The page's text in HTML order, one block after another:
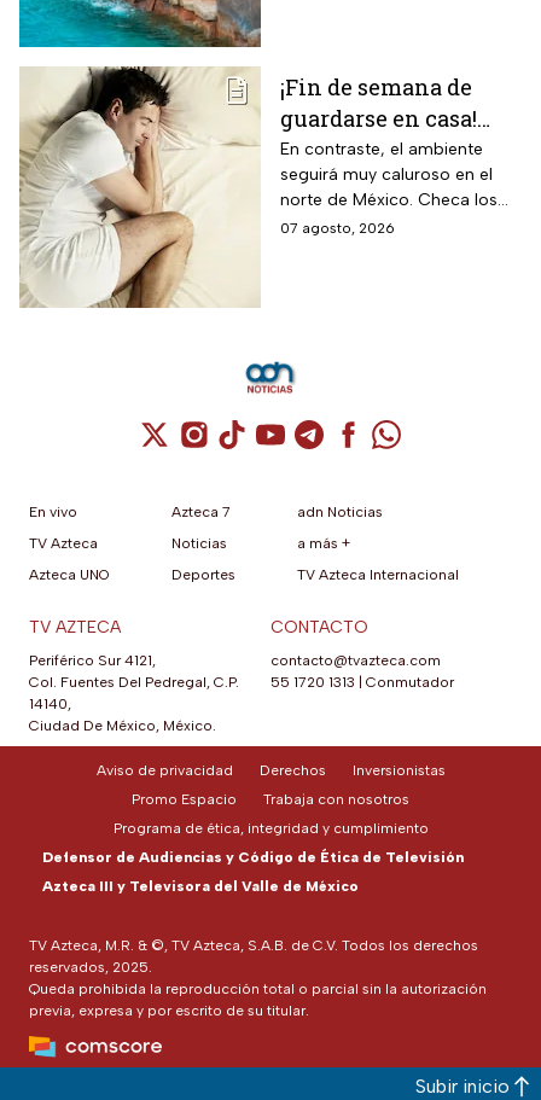
¡Fin de semana de
guardarse en casa!
Monzón mexicano
dejará lluvias
intensas en estos
estados; así estará el
En contraste, el ambiente
seguirá muy caluroso en el
norte de México. Checa los
detalles y toma precauciones.
07 agosto, 2026
Cuenta de X / Twitter (se abre en una
Cuenta de Instagram (se abre en una
Cuenta de TikTok (se abre en
Cuenta de YouTube (se abre
Cuenta de Telegram (se
Cuenta de
Cuenta de
En vivo
TV Azteca
Azteca UNO
Azteca 7
Noticias
Deportes
adn Noticias
a más +
TV Azteca Internacional
TV AZTECA
Periférico Sur 4121,
Col. Fuentes Del Pedregal, C.P.
14140,
Ciudad De México, México.
CONTACTO
contacto@tvazteca.com
55 1720 1313
Conmutador
TV Azteca, M.R. & ©, TV Azteca, S.A.B. de C.V. Todos los derechos
reservados, 2025.
Queda prohibida la reproducción total o parcial sin la autorización
previa, expresa y por escrito de su titular.
Aviso de privacidad Derechos
Inversionistas
Promo Espacio
Trabaja con nosotros
Programa de ética, integridad y cumplimiento
Defensor de Audiencias y Código de Ética de Televisión
Azteca III y Televisora del Valle de México
Subir inicio